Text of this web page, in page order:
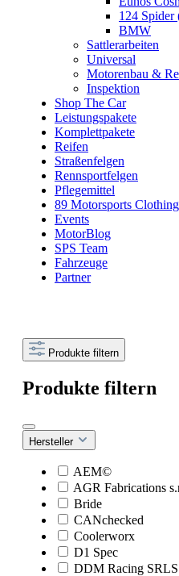
124 Spider
BMW
Sattlerarbeiten
Universal
Motorenbau &
Inspektion
Shop The Car
Leistungspakete
Komplettpakete
Reifen
Straßenfelgen
Rennsportfelgen
Pflegemittel
89 Motorsports Clothing
Events
MotorBlog
SPS Team
Fahrzeuge
Partner
Produkte filtern
Produkte filtern
Hersteller
AEM©
AGR Fabrications
Bride
CANchecked
Coolerworx
D1 Spec
DDM Racing SRLS